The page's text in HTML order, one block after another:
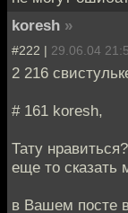
koresh »
#222 | 29.06.04
2 216
# 161 koresh,
Тату
еще то сказать
в Вашем посте